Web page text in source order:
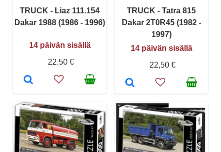
TRUCK - Liaz 111.154
Dakar 1988 (1986 - 1996)
14 päivän sisällä
22,50 €
TRUCK - Tatra 815
Dakar 2T0R45 (1982 -
1997)
14 päivän sisällä
22,50 €